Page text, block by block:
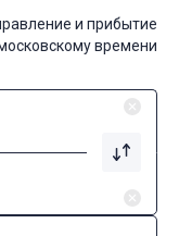
и прибытие
времени